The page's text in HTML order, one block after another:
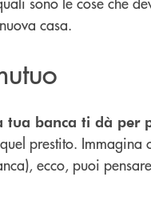
casa.
tua banca ti dà per
prestito. Immagina
ecco, puoi